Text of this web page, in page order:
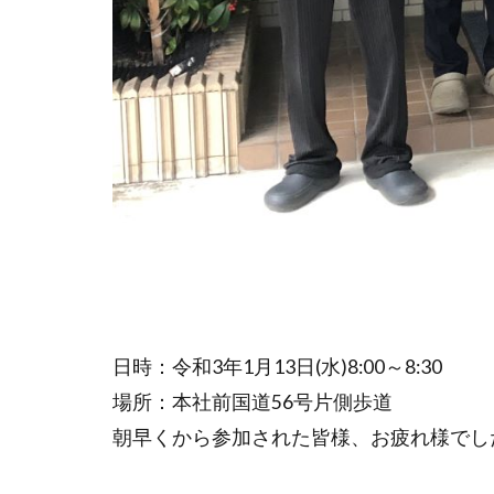
日時：令和3年1月13日(水)8:00～8:30
場所：本社前国道56号片側歩道
朝早くから参加された皆様、お疲れ様で